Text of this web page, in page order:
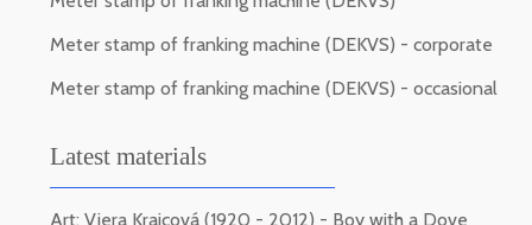
Meter stamp of franking machine (DEKVS) - corporate
Meter stamp of franking machine (DEKVS) - occasional
Latest materials
Art: Viera Kraicová (1920 - 2012) - Boy with a Dove